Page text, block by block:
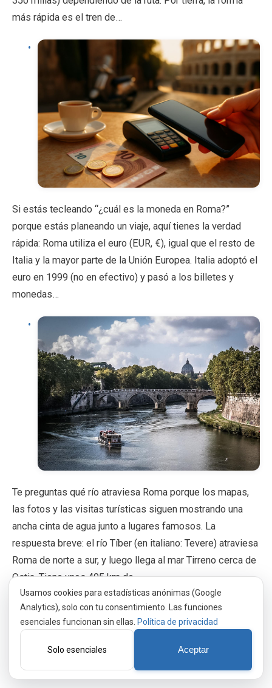
más rápida es el tren de…
Si estás tecleando “¿cuál es la moneda en Roma?”
porque estás planeando un viaje, aquí tienes la verdad
rápida: Roma utiliza el euro (EUR, €), igual que el resto de
Italia y la mayor parte de la Unión Europea. Italia adoptó el
euro en 1999 (no en efectivo) y pasó a los billetes y
monedas…
Te preguntas qué río atraviesa Roma porque los mapas,
las fotos y las visitas turísticas siguen mostrando una
ancha cinta de agua junto a lugares famosos. La
respuesta breve: el río Tíber (en italiano: Tevere) atraviesa
Roma de norte a sur, y luego llega al mar Tirreno cerca de
Ostia. Tiene unos 405 km de…
Deja una respuestaCancelar la respuesta
Tu dirección de correo electrónico no será publicada. Los
campos obligatorios están marcados con *
Usamos cookies para estadísticas anónimas (Google
Analytics), solo con tu consentimiento. Las funciones
esenciales funcionan sin ellas. Política de privacidad
Solo esenciales Aceptar